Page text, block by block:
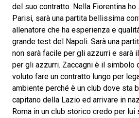
del suo contratto. Nella Fiorentina ho
Parisi, sarà una partita bellissima
allenatore che ha esperienza e
grande test del Napoli. Sarà una
non sarà facile per gli azzurri e sarà
per gli azzurri. Zaccagni è il simbolo
voluto fare un contratto lungo per
ambiente perché è un club dove sta
capitano della Lazio ed arrivare in
Roma in un club storico credo per lui